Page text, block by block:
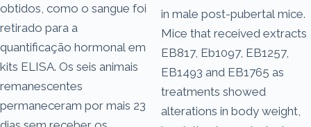
obtidos, como o sangue foi
retirado para a
quantificação hormonal em
kits ELISA. Os seis animais
remanescentes
permaneceram por mais 23
in male post-pubertal mice.
Mice that received extracts
EB817, Eb1097, EB1257,
EB1493 and EB1765 as
treatments showed
alterations in body weight,